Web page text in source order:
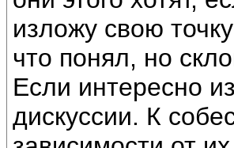
изложу свою
что понял, но
Если интересно
дискуссии. К